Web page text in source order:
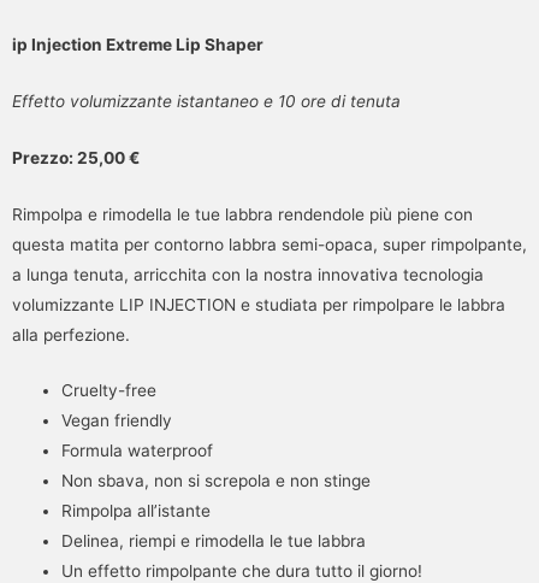
ip Injection Extreme Lip Shaper
Effetto volumizzante istantaneo e 10 ore di tenuta
Prezzo: 25,00 €
Rimpolpa e rimodella le tue labbra rendendole più piene con
questa matita per contorno labbra semi-opaca, super rimpolpante,
a lunga tenuta, arricchita con la nostra innovativa tecnologia
volumizzante LIP INJECTION e studiata per rimpolpare le labbra
alla perfezione.
Cruelty-free
Vegan friendly
Formula waterproof
Non sbava, non si screpola e non stinge
Rimpolpa all’istante
Delinea, riempi e rimodella le tue labbra
Un effetto rimpolpante che dura tutto il giorno!